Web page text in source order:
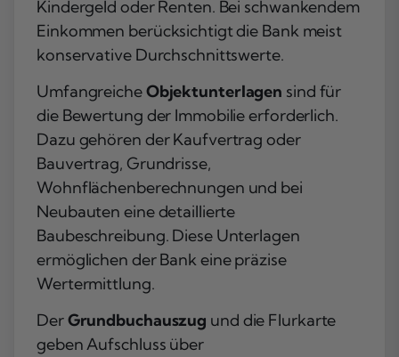
Kindergeld oder Renten. Bei schwankendem
Einkommen berücksichtigt die Bank meist
konservative Durchschnittswerte.
UmfangreicheObjektunterlagen sind für
die Bewertung der Immobilie erforderlich.
Dazu gehören der Kaufvertrag oder
Bauvertrag, Grundrisse,
Wohnflächenberechnungen und bei
Neubauten eine detaillierte
Baubeschreibung. Diese Unterlagen
ermöglichen der Bank eine präzise
Wertermittlung.
DerGrundbuchauszug und die Flurkarte
geben Aufschluss über